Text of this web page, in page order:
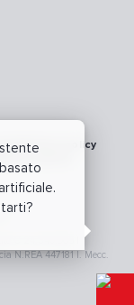
€ 24.340.965 |
N.REA 447181 |. Mecc.
Privacy policy
prodotti